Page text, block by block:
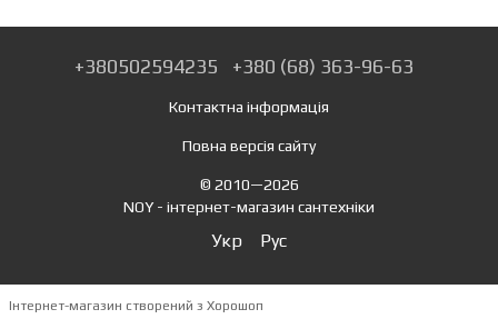
+380502594235 +380 (68) 363-96-63
Контактна інформація
Повна версія сайту
© 2010—2026
NOY - інтернет-магазин сантехніки
Укр Рус
Інтернет-магазин створений з Хорошоп